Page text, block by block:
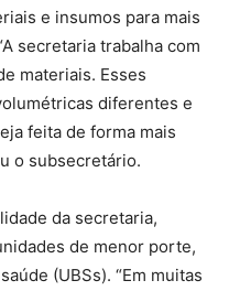
e insumos para mais
secretaria trabalha com
materiais. Esses
diferentes e
feita de forma mais
o subsecretário.
da secretaria,
de menor porte,
(UBSs). “Em muitas